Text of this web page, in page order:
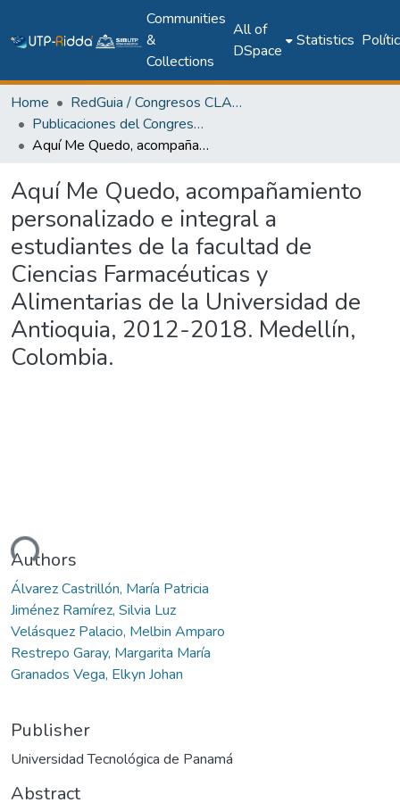
Communities
&
Collections
All of
DSpace
Statistics
Home
RedGuia / Congresos CLABES
Publicaciones del Congreso Internacional CLABES
Aquí Me Quedo, acompañamiento personalizado e integral a estudiantes de la facultad de Ciencias Farmacéuticas y Alimentarias de la Universidad de Antioquia, 2012-2018. Medellín, Colombia.
Aquí Me Quedo, acompañamiento
personalizado e integral a
estudiantes de la facultad de
Ciencias Farmacéuticas y
Alimentarias de la Universidad de
Antioquia, 2012-2018. Medellín,
Colombia.
Authors
Álvarez Castrillón, María Patricia
Jiménez Ramírez, Silvia Luz
Velásquez Palacio, Melbin Amparo
Restrepo Garay, Margarita María
Granados Vega, Elkyn Johan
Publisher
Universidad Tecnológica de Panamá
Abstract